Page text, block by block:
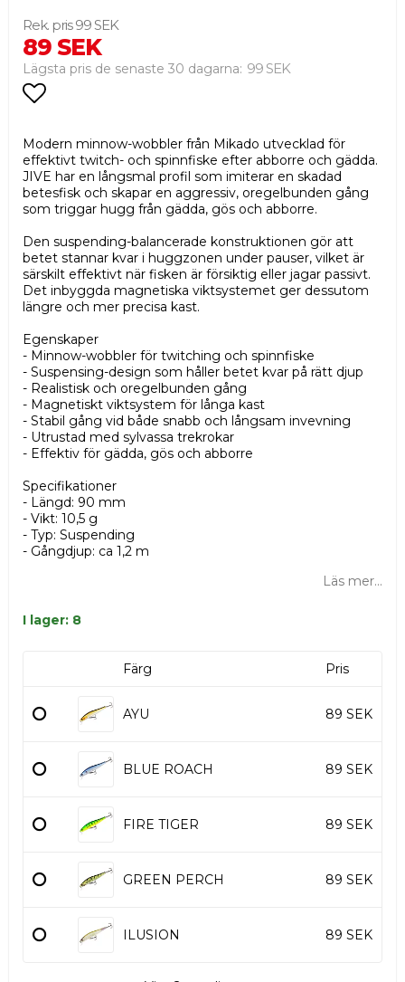
99 SEK
89 SEK
Lägsta pris de senaste 30 dagarna 99 SEK
Modern minnow-wobbler från Mikado utvecklad för
effektivt twitch- och spinnfiske efter abborre och gädda.
JIVE har en långsmal profil som imiterar en skadad
betesfisk och skapar en aggressiv, oregelbunden gång
som triggar hugg från gädda, gös och abborre.
Den suspending-balancerade konstruktionen gör att
betet stannar kvar i huggzonen under pauser, vilket är
särskilt effektivt när fisken är försiktig eller jagar passivt.
Det inbyggda magnetiska viktsystemet ger dessutom
längre och mer precisa kast.
Egenskaper
- Minnow-wobbler för twitching och spinnfiske
- Suspensing-design som håller betet kvar på rätt djup
- Realistisk och oregelbunden gång
- Magnetiskt viktsystem för långa kast
- Stabil gång vid både snabb och långsam invevning
- Utrustad med sylvassa trekrokar
- Effektiv för gädda, gös och abborre
Specifikationer
- Längd: 90 mm
- Vikt: 10,5 g
- Typ: Suspending
- Gångdjup: ca 1,2 m
Läs mer...
Färg Pris
AYU 89 SEK
BLUE ROACH 89 SEK
FIRE TIGER 89 SEK
GREEN PERCH 89 SEK
ILUSION 89 SEK
I lager: 8